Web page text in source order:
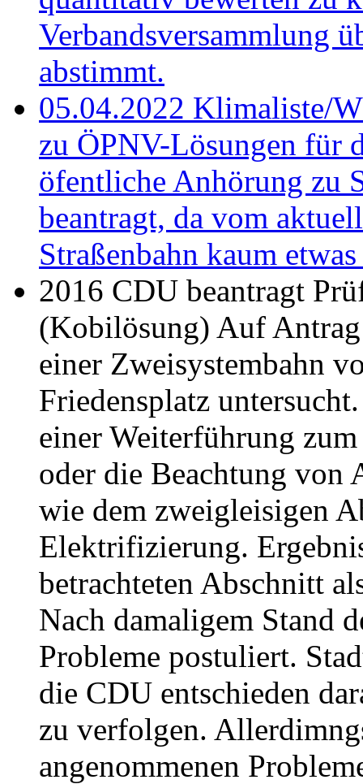
Verbandsversammlung
abstimmt.
05.04.2022 Klimaliste/
zu ÖPNV-Lösungen für
öfentliche Anhörung zu
beantragt, da vom
Straßenbahn kaum
2016 CDU beantragt
(Kobilösung) Auf
einer Zweisystembahn
Friedensplatz
einer Weiterführung
oder die Beachtung von
wie dem zweigleisigen
Elektrifizierung.
betrachteten Abschnitt
Nach damaligem Stand
Probleme postuliert.
die CDU entschieden
zu verfolgen.
angenommenen